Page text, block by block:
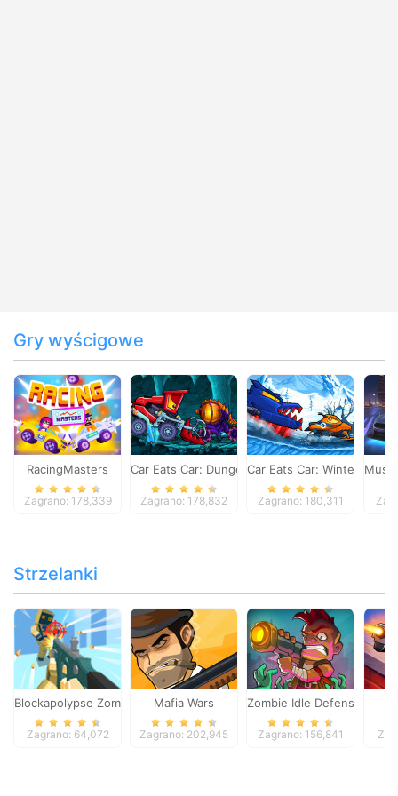
Gry wyścigowe
RacingMasters
Zagrano: 178,339
Car Eats Car: Dungeon Adventure
Zagrano: 178,832
Car Eats Car: Winter
Zagrano: 180,311
Strzelanki
Blockapolypse Zombie Shooter
Zagrano: 64,072
Mafia Wars
Zagrano: 202,945
Zombie Idle Defense
Zagrano: 156,841